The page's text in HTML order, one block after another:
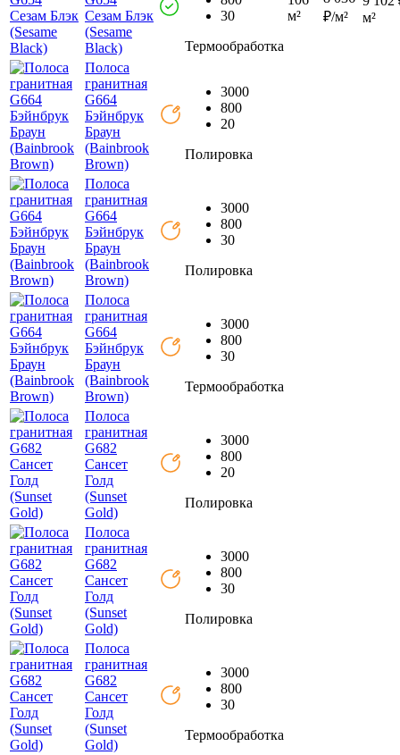
Сезам Блэк
(Sesame
Black)
30
Термообработка
м²
₽/м²
м²
Полоса
гранитная
G664
Бэйнбрук
Браун
(Bainbrook
Brown)
3000
800
20
Полировка
Полоса
гранитная
G664
Бэйнбрук
Браун
(Bainbrook
Brown)
3000
800
30
Полировка
Полоса
гранитная
G664
Бэйнбрук
Браун
(Bainbrook
Brown)
3000
800
30
Термообработка
Полоса
гранитная
G682
Сансет
Голд
(Sunset
Gold)
3000
800
20
Полировка
Полоса
гранитная
G682
Сансет
Голд
(Sunset
Gold)
3000
800
30
Полировка
Полоса
гранитная
G682
Сансет
Голд
(Sunset
Gold)
3000
800
30
Термообработка